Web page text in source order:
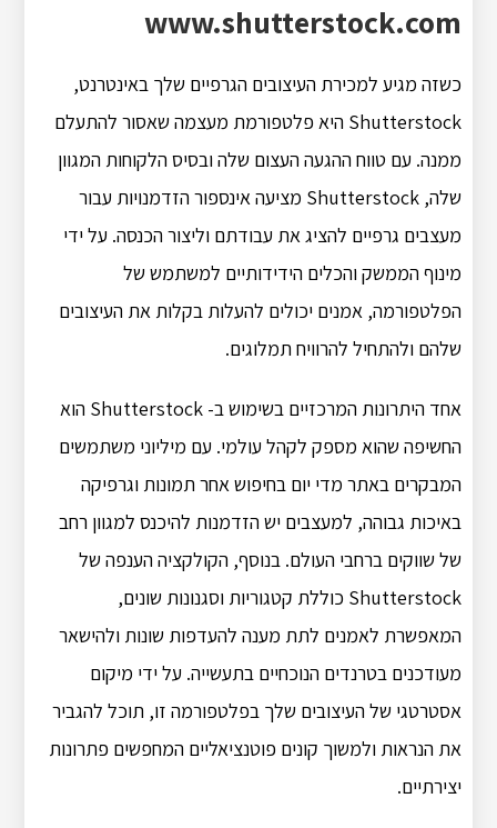
www.shutterstock.com
כשזה מגיע למכירת העיצובים הגרפיים שלך באינטרנט,
Shutterstock היא פלטפורמת מעצמה שאסור להתעלם
ממנה. עם טווח ההגעה העצום שלה ובסיס הלקוחות המגוון
שלה, Shutterstock מציעה אינספור הזדמנויות עבור
מעצבים גרפיים להציג את עבודתם וליצור הכנסה. על ידי
מינוף הממשק והכלים הידידותיים למשתמש של
הפלטפורמה, אמנים יכולים להעלות בקלות את העיצובים
שלהם ולהתחיל להרוויח תמלוגים.
אחד היתרונות המרכזיים בשימוש ב- Shutterstock הוא
החשיפה שהוא מספק לקהל עולמי. עם מיליוני משתמשים
המבקרים באתר מדי יום בחיפוש אחר תמונות וגרפיקה
באיכות גבוהה, למעצבים יש הזדמנות להיכנס למגוון רחב
של שווקים ברחבי העולם. בנוסף, הקולקציה הענפה של
Shutterstock כוללת קטגוריות וסגנונות שונים,
המאפשרת לאמנים לתת מענה להעדפות שונות ולהישאר
מעודכנים בטרנדים הנוכחיים בתעשייה. על ידי מיקום
אסטרטגי של העיצובים שלך בפלטפורמה זו, תוכל להגביר
את הנראות ולמשוך קונים פוטנציאליים המחפשים פתרונות
יצירתיים.